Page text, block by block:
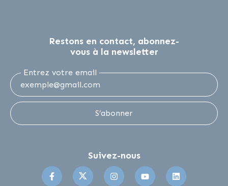
Restons en contact, abonnez-
vous à la newsletter
Entrez votre email
S’abonner
Suivez-nous
Suivez-nous sur Facebook
Suivez-nous sur Twitter
Suivez-nous surSuivez-nous sur